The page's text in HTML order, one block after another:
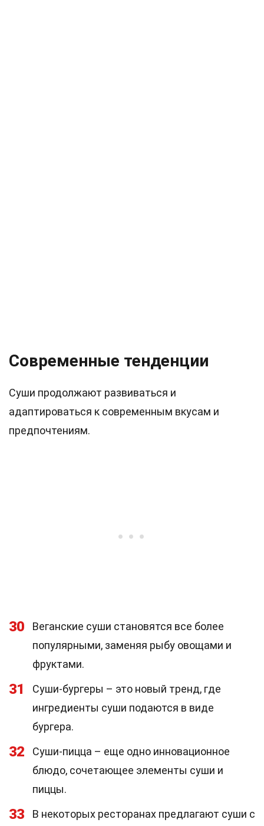
Современные тенденции
Суши продолжают развиваться и
адаптироваться к современным вкусам и
предпочтениям.
30
Веганские суши становятся все более
популярными, заменяя рыбу овощами и
фруктами.
31
Суши-бургеры – это новый тренд, где
ингредиенты суши подаются в виде
бургера.
32
Суши-пицца – еще одно инновационное
блюдо, сочетающее элементы суши и
пиццы.
33
В некоторых ресторанах предлагают суши с